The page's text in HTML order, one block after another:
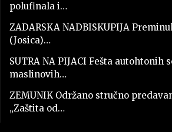
polufinala i…
ZADARSKA NADBISKUPIJA
(Josica)…
SUTRA NA PIJACI Fešta autohtonih
maslinovih…
ZEMUNIK Održano stručno
„Zaštita od…